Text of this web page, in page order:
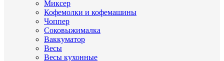
Миксер
Кофемолки и кофемашины
Чоппер
Соковыжималка
Ваккуматор
Весы
Весы кухонные